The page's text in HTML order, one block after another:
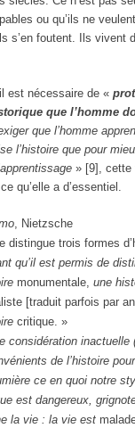
ou qu’ils ne
s’en foutent. Ils vivent
est nécessaire de «
que l’homme
que l’homme
l’histoire que pour
» [9], cette
qu’elle a d’essentiel.
, Nietzsche
distingue trois formes
qu’il est permis de
monumentale, une
[traduit parfois par
critique. »
considération inactuelle
de l’histoire
ce en quoi notre
est dangereux,
la vie : la vie est